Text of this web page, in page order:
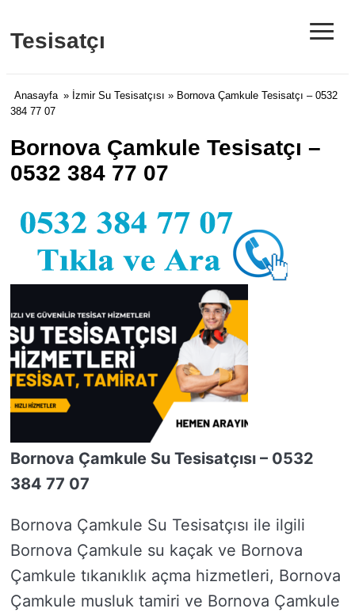
Tesisatçı ≡
Anasayfa » İzmir Su Tesisatçısı » Bornova Çamkule Tesisatçı – 0532
384 77 07
Bornova Çamkule Tesisatçı –
0532 384 77 07
Bornova Çamkule Su Tesisatçısı – 0532
384 77 07
Bornova Çamkule Su Tesisatçısı ile ilgili
Bornova Çamkule su kaçak ve Bornova
Çamkule tıkanıklık açma hizmetleri, Bornova
Çamkule musluk tamiri ve Bornova Çamkule